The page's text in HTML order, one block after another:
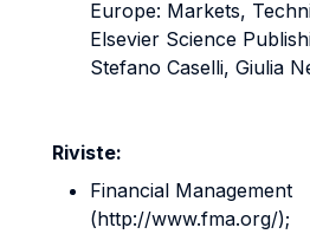
Europe: Markets,
Elsevier Science
Stefano Caselli, Giulia
Riviste:
Financial Management
(http://www.fma.org/);